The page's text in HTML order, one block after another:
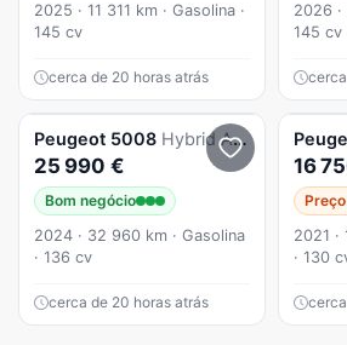
2025 · 11 311 km · Gasolina ·
145 cv
cerca de 20 horas atrás
2026 ·
145 cv
Peugeot 5008 Hybrid Active Pack e-DCS6
25 990 €
Bom negócio
2024 · 32 960 km · Gasolina
· 136 cv
cerca de 20 horas atrás
16
2021 ·
· 130